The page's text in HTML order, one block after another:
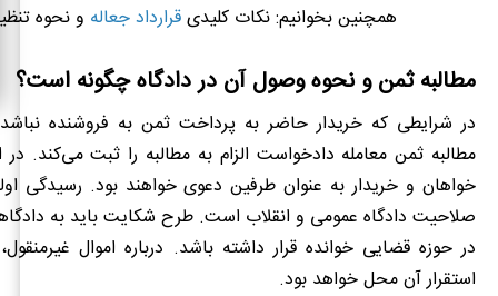
همچنین بخوانیم: نکات کلیدی قرارداد جعاله و نحوه
مطالبه ثمن و نحوه وصول آن در دادگاه چگونه است؟
در شرایطی که خریدار حاضر به پرداخت ثمن به فروشنده
مطالبه ثمن معامله دادخواست الزام به مطالبه را ثبت می‌کند.
خواهان و خریدار به ­عنوان طرفین دعوی خواهند بود. رسیدگی
صلاحیت دادگاه عمومی و انقلاب است. طرح شکایت باید به
در حوزه قضایی خوانده قرار داشته باشد. درباره اموال
استقرار آن محل خواهد بود.